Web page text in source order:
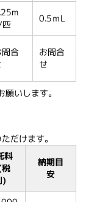
0.5ｍL
問合 お問合
せ
いします。
だけます。
料
)
納期目
安